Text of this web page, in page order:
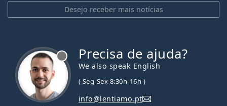
Desejo receber mais notícias
Precisa de ajuda?
We also speak English
( Seg-Sex 8:30h-16h )
info@lentiamo.pt